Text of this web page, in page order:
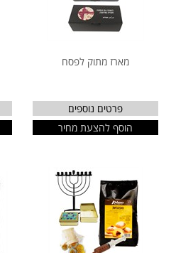
מארז מתוק לפסח
פרטים נוספים
הוסף להצעת מחיר